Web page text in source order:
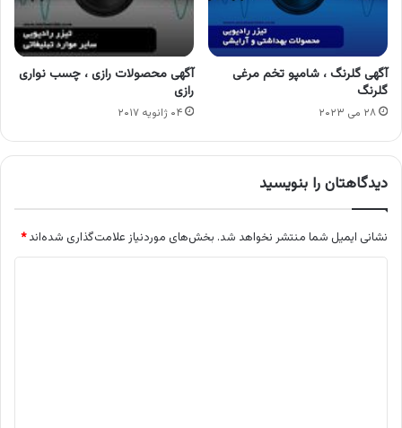
آگهی گلرنگ ، شامپو تخم مرغی
گلرنگ
۲۸ می ۲۰۲۳
آگهی محصولات رازی ، چسب نواری
رازی
۰۴ ژانویه ۲۰۱۷
دیدگاهتان را بنویسید
نشانی ایمیل شما منتشر نخواهد شد. بخش‌های موردنیاز علامت‌گذاری شده‌اند*